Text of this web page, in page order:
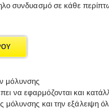
συνδυασμό σε κάθε
μόλυνσης
να εφαρμόζονται και
μόλυνσης και την εξάλειψη